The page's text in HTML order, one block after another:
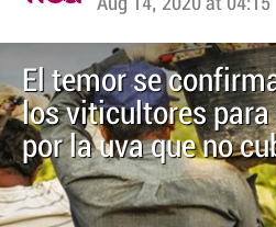
Aug 14, 2020 at 04:15
El temor se
los viticultores para
por la uva que no